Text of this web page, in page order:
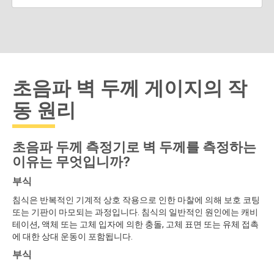
초음파 벽 두께 게이지의 작
동 원리
초음파 두께 측정기로 벽 두께를 측정하는
이유는 무엇입니까?
부식
침식은 반복적인 기계적 상호 작용으로 인한 마찰에 의해 보호 코팅
또는 기판이 마모되는 과정입니다. 침식의 일반적인 원인에는 캐비
테이션, 액체 또는 고체 입자에 의한 충돌, 고체 표면 또는 유체 접촉
에 대한 상대 운동이 포함됩니다.
부식